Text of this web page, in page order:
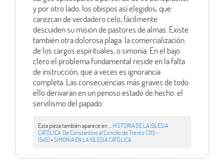
y por otro lado, los obispos así elegidos, que
carezcan de verdadero celo, fácilmente
descuiden su misión de pastores de almas. Existe
también otra dolorosa plaga: la comercialización
de los cargos espirituales, o simonía. En el bajo
clero el problema fundamental reside en la falta
de instrucción, que a veces es ignorancia
completa. Las consecuencias más graves de todo
ello derivarán en un penoso estado de hecho: el
servilismo del papado.
Esta pieza también aparece en ... HISTORIA DE LA IGLESIA
CATÓLICA. De Constantino al Concilio de Trento (313 -
1545)•SIMONÍA EN LA IGLESIA CATÓLICA